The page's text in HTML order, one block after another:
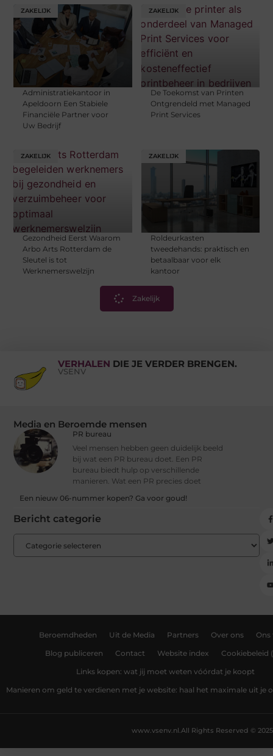
ZAKELIJK
Administratiekantoor in
Apeldoorn Een Stabiele
Financiële Partner voor
Uw Bedrijf
ZAKELIJK
De Toekomst van Printen
Ontgrendeld met Managed
Print Services
ZAKELIJK
Gezondheid Eerst Waarom
Arbo Arts Rotterdam de
Sleutel is tot
Werknemerswelzijn
ZAKELIJK
Roldeurkasten
tweedehands: praktisch en
betaalbaar voor elk
kantoor
Zakelijk
VERHALEN DIE JE VERDER BRENGEN.
VSENV
Media en Beroemde mensen
PR bureau
Veel mensen hebben geen duidelijk beeld
bij wat een PR bureau doet. Een PR
bureau biedt hulp op verschillende
manieren. Wat een PR precies doet
Een nieuw 06-nummer kopen? Ga voor goud!
Bericht categorie
Beroemdheden Uit de Media Partners Over ons Ons
Blog publiceren Contact Website index Cookiebeleid
Links kopen: wat jij moet weten vóórdat je koopt
Manieren om geld te verdienen met je website: haal het maximale uit je
All Rights Reserved © 2025
www.vsenv.nl.